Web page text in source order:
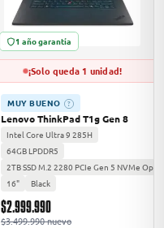
1 año garantía
¡Solo queda 1 unidad!
MUY BUENO ?
Lenovo ThinkPad T1g Gen 8
Intel Core Ultra 9 285H
64GB LPDDR5
2TB SSD M.2 2280 PCIe Gen 5 NVMe Opal
16"
Black
$2.999.990
$3.499.990 nuevo